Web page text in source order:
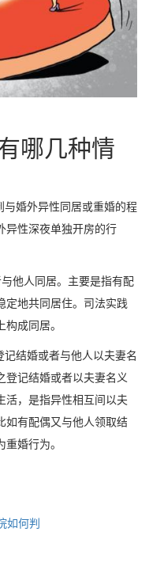
哪几种情
婚外异性同居或重婚的程
异性深夜单独开房的行
他人同居。主要是指有配
定地共同居住。司法实践
成同居。
结婚或者与他人以夫妻名
登记结婚或者以夫妻名义
活，是指异性相互间以夫
如有配偶又与他人领取结
婚行为。
如何判